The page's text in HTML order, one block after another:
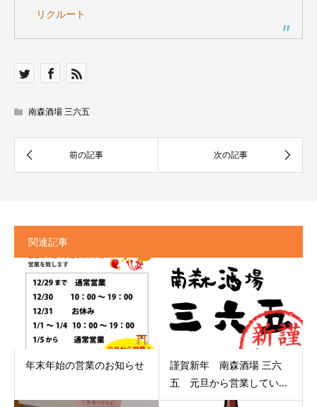
リクルート
南森酒場 三六五
関連記事
年末年始の営業のお知らせ
謹賀新年 南森酒場 三六
五 元旦から営業してい...